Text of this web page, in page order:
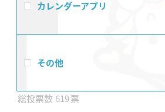
カレンダーアプリ
その他
619